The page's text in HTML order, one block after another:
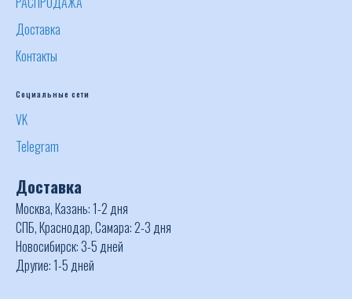
Доставка
Контакты
Социальные сети
VK
Telegram
Доставка
Москва, Казань: 1-2 дня
СПБ, Краснодар, Самара: 2-3 дня
Новосибирск: 3-5 дней
Другие: 1-5 дней